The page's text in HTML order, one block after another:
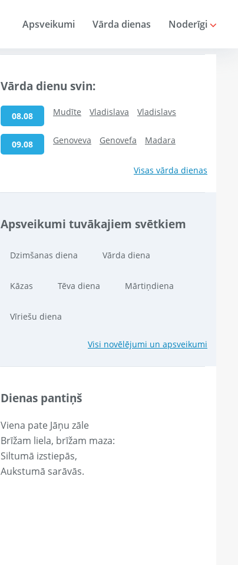
Apsveikumi Vārda dienas Noderīgi
Vārda dienu svin:
08.08 Mudīte Vladislava Vladislavs
09.08 Genoveva Genovefa Madara
Visas vārda dienas
Apsveikumi tuvākajiem svētkiem
Dzimšanas diena Vārda diena
Kāzas Tēva diena Mārtiņdiena
Vīriešu diena
Visi novēlējumi un apsveikumi
Dienas pantiņš
Viena pate Jāņu zāle
Brīžam liela, brīžam maza:
Siltumā izstiepās,
Aukstumā sarāvās.